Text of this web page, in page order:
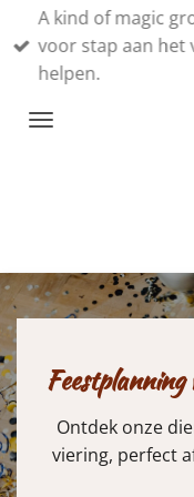
direct
naar
A kind of magic
voor stap aan het
helpen.
Ontdek onze
viering, perfect